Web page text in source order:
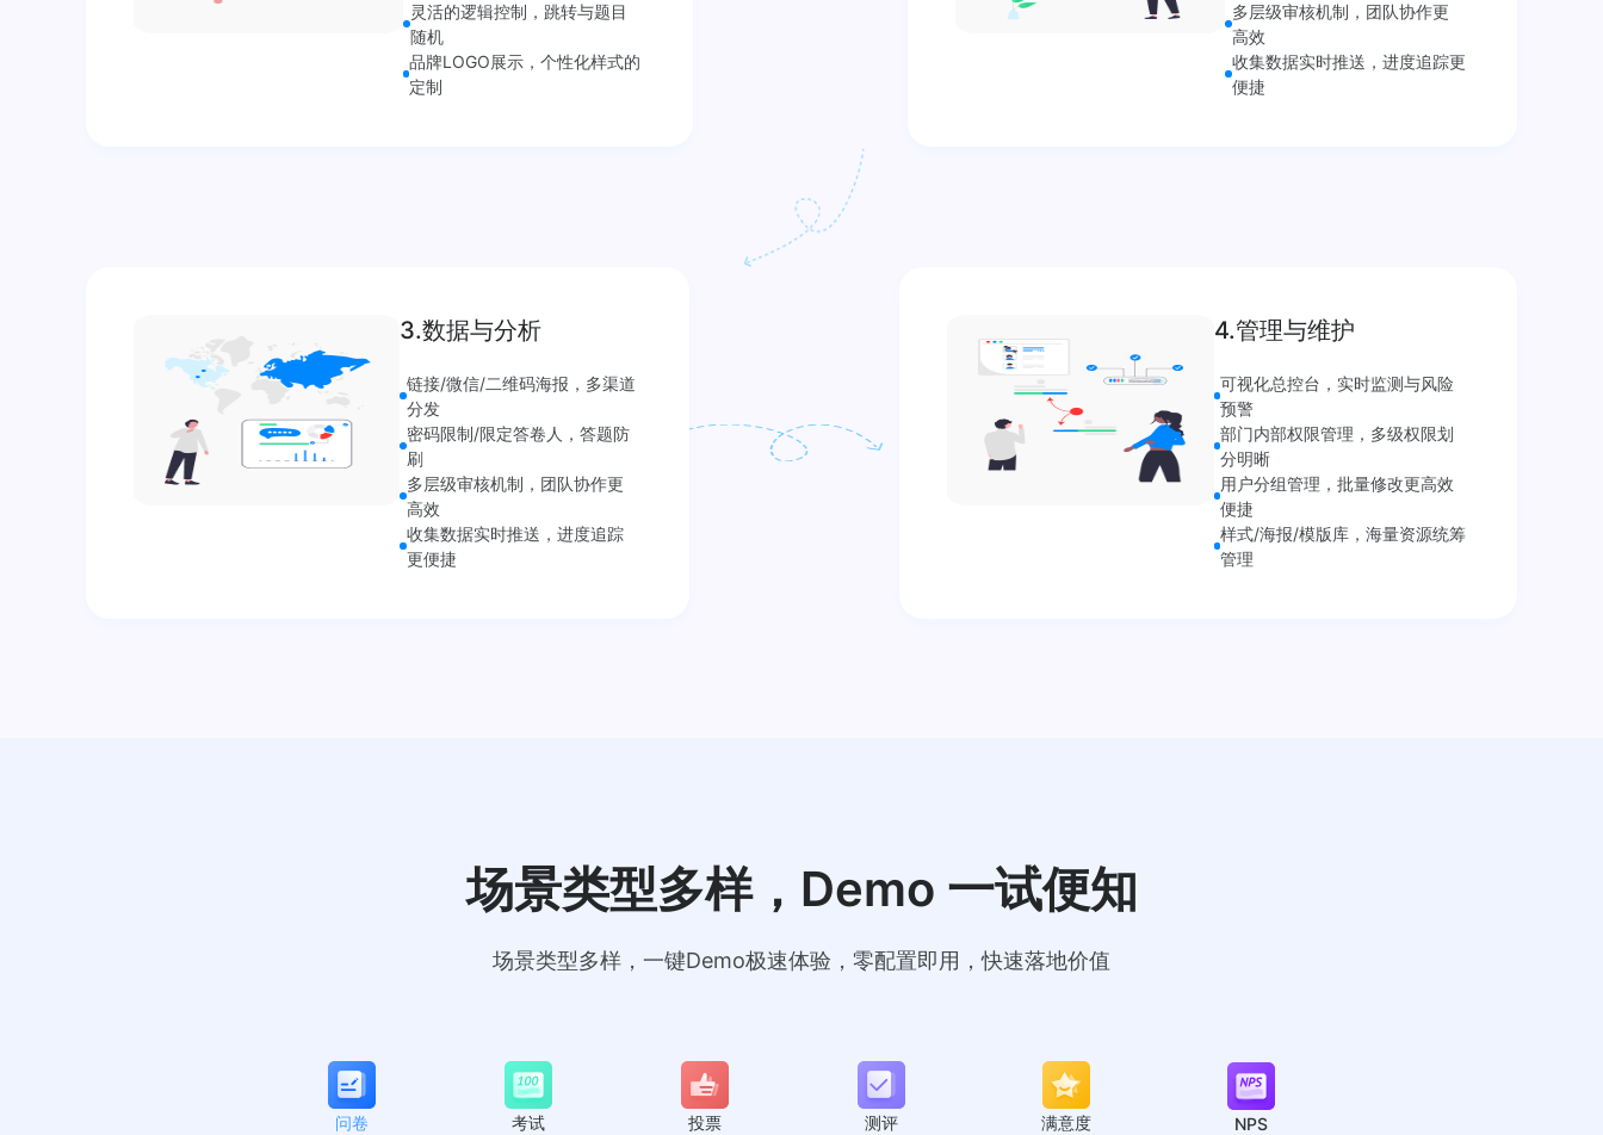
灵活的逻辑控制，跳转与题目
随机
品牌LOGO展示，个性化样式的
定制
多层级审核机制，团队协作更
高效
收集数据实时推送，进度追踪更
便捷
3.数据与分析
链接/微信/二维码海报，多渠道
分发
密码限制/限定答卷人，答题防
刷
多层级审核机制，团队协作更
高效
收集数据实时推送，进度追踪
更便捷
4.管理与维护
可视化总控台，实时监测与风险
预警
部门内部权限管理，多级权限划
分明晰
用户分组管理，批量修改更高效
便捷
样式/海报/模版库，海量资源统筹
管理
场景类型多样，Demo 一试便知
场景类型多样，一键Demo极速体验，零配置即用，快速落地价值
问卷 考试 投票 测评 满意度 NPS